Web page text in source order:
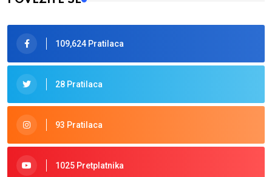
109,624 Pratilaca
28 Pratilaca
93 Pratilaca
1025 Pretplatnika